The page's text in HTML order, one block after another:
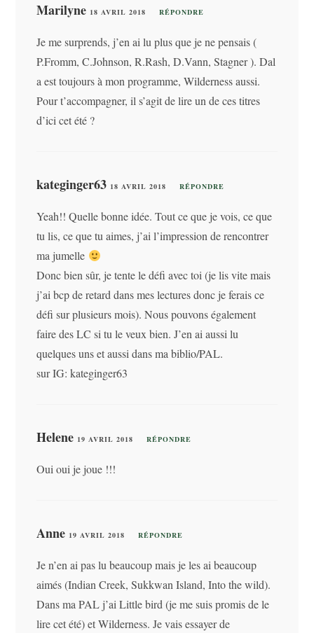
Marilyne 18 AVRIL 2018 RÉPONDRE
Je me surprends, j’en ai lu plus que je ne pensais (
P.Fromm, C.Johnson, R.Rash, D.Vann, Stagner ). Dal
a est toujours à mon programme, Wilderness aussi.
Pour t’accompagner, il s’agit de lire un de ces titres
d’ici cet été ?
kateginger63 18 AVRIL 2018 RÉPONDRE
Yeah!! Quelle bonne idée. Tout ce que je vois, ce que
tu lis, ce que tu aimes, j’ai l’impression de rencontrer
ma jumelle
Donc bien sûr, je tente le défi avec toi (je lis vite mais
j’ai bcp de retard dans mes lectures donc je ferais ce
défi sur plusieurs mois). Nous pouvons également
faire des LC si tu le veux bien. J’en ai aussi lu
quelques uns et aussi dans ma biblio/PAL.
sur IG: kateginger63
Helene 19 AVRIL 2018 RÉPONDRE
Oui oui je joue !!!
Anne 19 AVRIL 2018 RÉPONDRE
Je n’en ai pas lu beaucoup mais je les ai beaucoup
aimés (Indian Creek, Sukkwan Island, Into the wild).
Dans ma PAL j’ai Little bird (je me suis promis de le
lire cet été) et Wilderness. Je vais essayer de